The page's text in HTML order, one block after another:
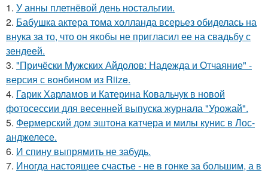
1. У анны плетнёвой день ностальгии.
2. Бабушка актера тома холланда всерьез обиделась на
внука за то, что он якобы не пригласил ее на свадьбу с
зендеей.
3. "Причёски Мужских Айдолов: Надежда и Отчаяние" -
версия с вонбином из Riize.
4. Гарик Харламов и Катерина Ковальчук в новой
фотосессии для весенней выпуска журнала "Урожай".
5. Фермерский дом эштона катчера и милы кунис в Лос-
анджелесе.
6. И спину выпрямить не забудь.
7. Иногда настоящее счастье - не в гонке за большим, а в